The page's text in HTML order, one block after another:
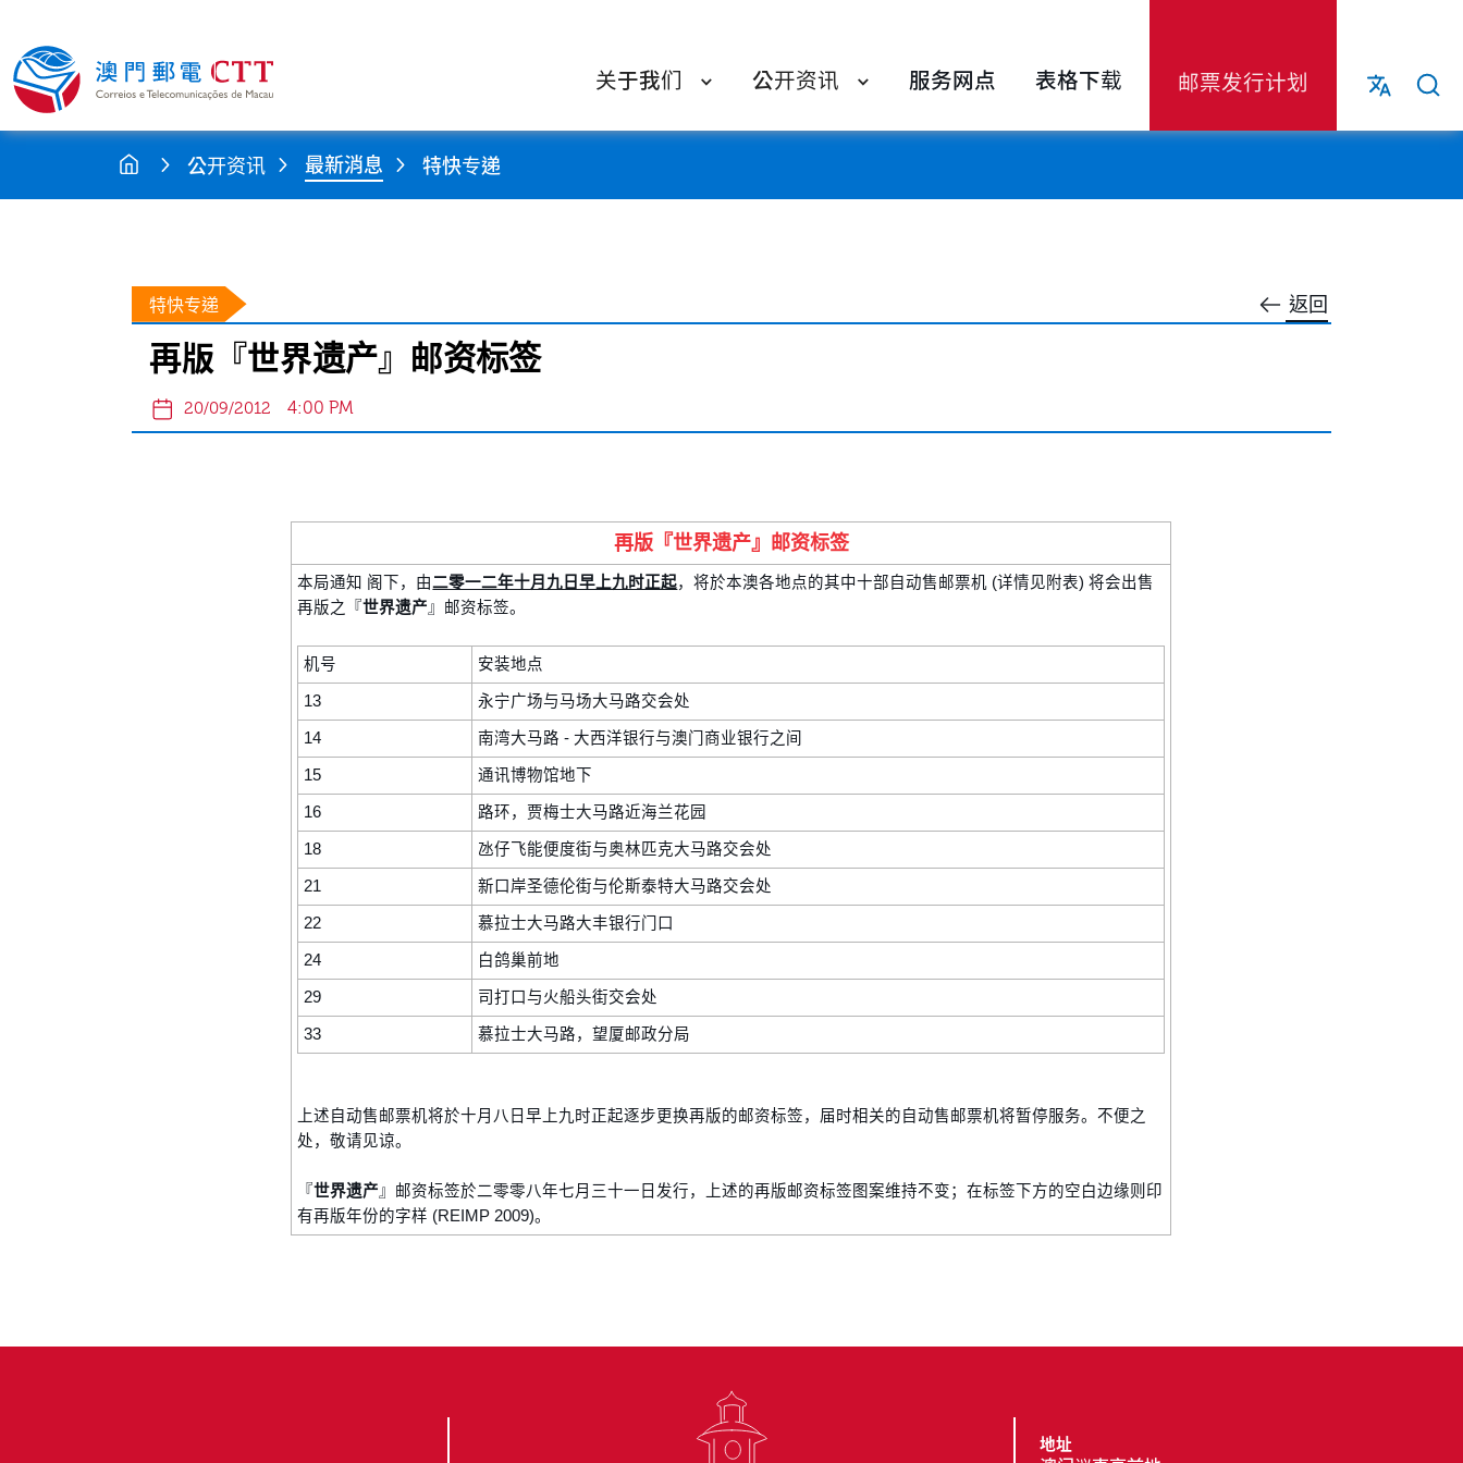
关于我们 公开资讯 服务网点 表格下载 邮票发行计划
公开资讯 最新消息 特快专递
返回
特快专递
再版『世界遗产』邮资标签
20/09/2012 4:00 PM
再版『世界遗产』邮资标签
本局通知 阁下，由二零一二年十月九日早上九时正起，将於本澳各地点的其中十部自动售邮票机 (详情见附表) 将会出售
再版之『世界遗产』邮资标签。
机号 安装地点
13 永宁广场与马场大马路交会处
14 南湾大马路 - 大西洋银行与澳门商业银行之间
15 通讯博物馆地下
16 路环，贾梅士大马路近海兰花园
18 氹仔飞能便度街与奥林匹克大马路交会处
21 新口岸圣德伦街与伦斯泰特大马路交会处
22 慕拉士大马路大丰银行门口
24 白鸽巢前地
29 司打口与火船头街交会处
33 慕拉士大马路，望厦邮政分局
上述自动售邮票机将於十月八日早上九时正起逐步更换再版的邮资标签，届时相关的自动售邮票机将暂停服务。不便之
处，敬请见谅。
『世界遗产』邮资标签於二零零八年七月三十一日发行，上述的再版邮资标签图案维持不变；在标签下方的空白边缘则印
有再版年份的字样 (REIMP 2009)。
地址